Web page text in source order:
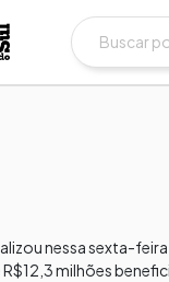
nessa sexta-feira
milhões